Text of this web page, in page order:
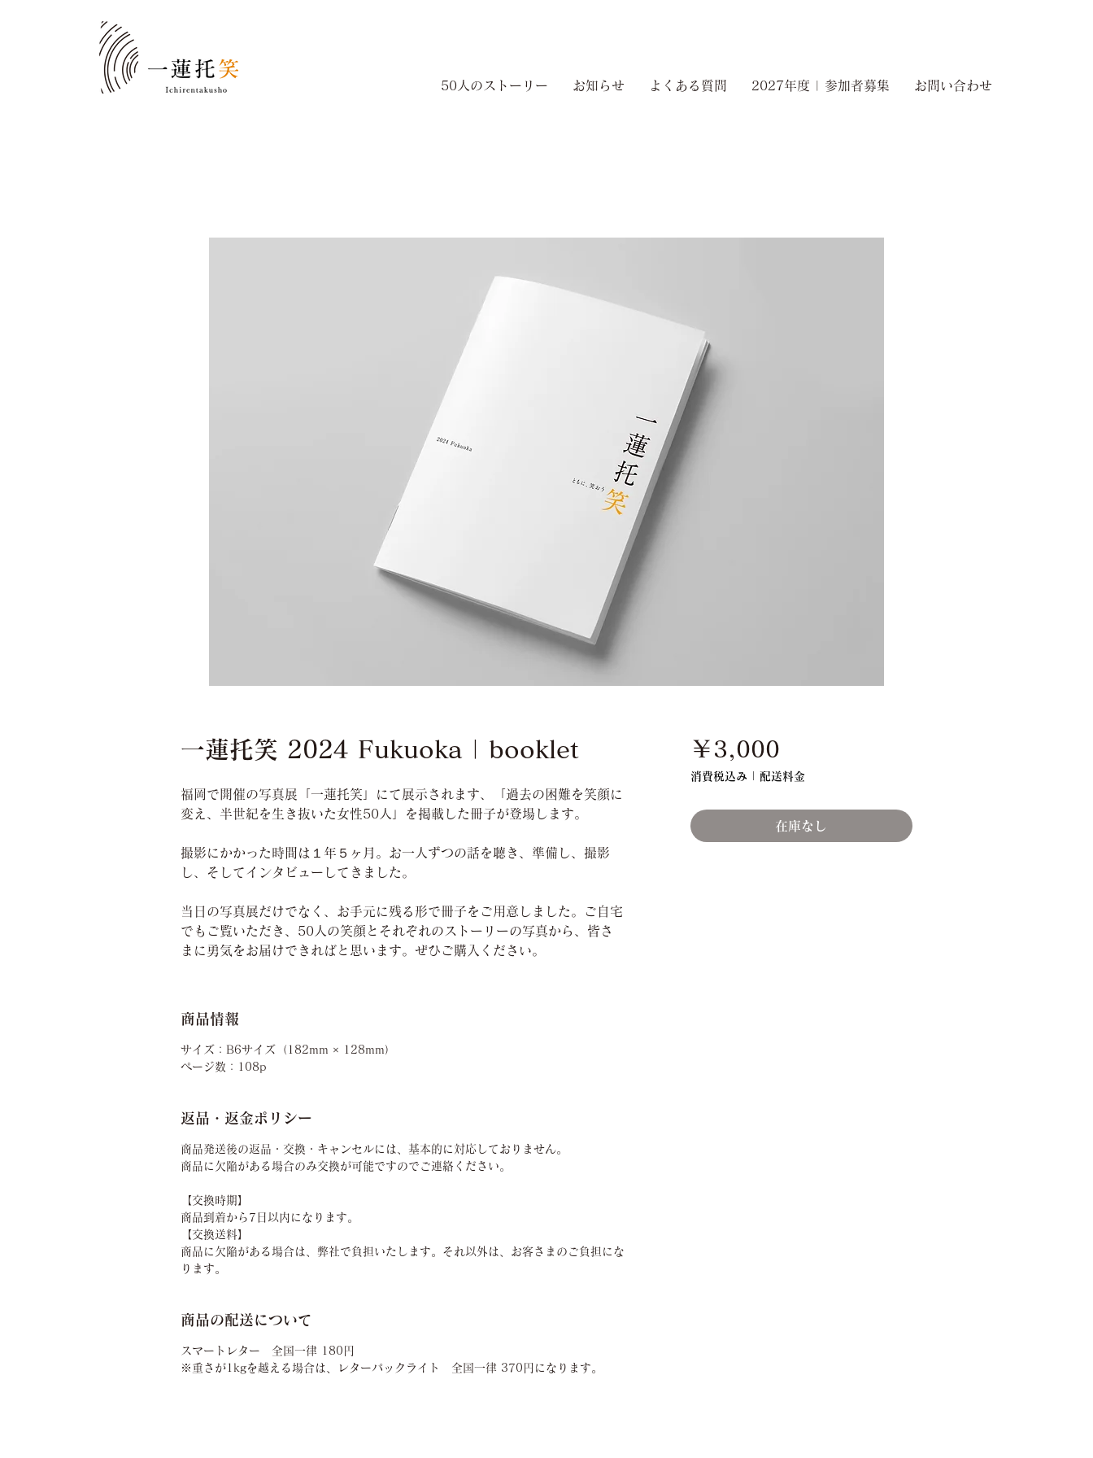
50人のストーリー お知らせ よくある質問 2027年度 | 参加者募集 お問い合わせ
一蓮托笑 2024 Fukuoka | booklet
福岡で開催の写真展「一蓮托笑」にて展示されます、「過去の困難を笑顔に
変え、半世紀を生き抜いた女性50人」を掲載した冊子が登場します。
撮影にかかった時間は１年５ヶ月。お一人ずつの話を聴き、準備し、撮影
し、そしてインタビューしてきました。
当日の写真展だけでなく、お手元に残る形で冊子をご用意しました。ご自宅
でもご覧いただき、50人の笑顔とそれぞれのストーリーの写真から、皆さ
まに勇気をお届けできればと思います。ぜひご購入ください。
商品情報
サイズ：B6サイズ（182mm × 128mm）
ページ数：108p
返品・返金ポリシー
商品発送後の返品・交換・キャンセルには、基本的に対応しておりません。
商品に欠陥がある場合のみ交換が可能ですのでご連絡ください。
【交換時期】
商品到着から7日以内になります。
​【交換送料】
商品に欠陥がある場合は、弊社で負担いたします。それ以外は、お客さまのご負担にな
ります。
商品の配送について
スマートレター 全国一律 180円
※重さが1kgを越える場合は、レターパックライト 全国一律 370円になります。
￥3,000価
格
消費税込み 配送料金
在庫なし